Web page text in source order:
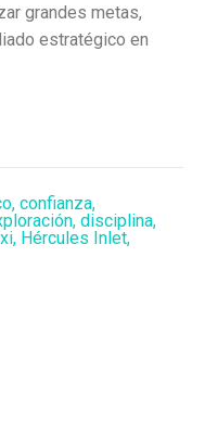
grandes metas,
estratégico en
, confianza,
, disciplina,
, Hércules Inlet,